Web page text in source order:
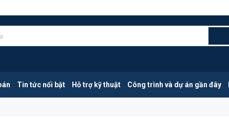
Tin tức nổi bật Hỗ trợ kỹ thuật Công trình và dự án gần đây
MUA NGAY